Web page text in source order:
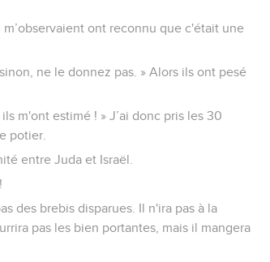
ont reconnu que c'était une
ne le donnez pas. » Alors ils ont pesé
m'ont estimé ! » J’ai donc pris les 30
potier.
entre Juda et Israël.
des brebis disparues. Il n'ira pas à la
pas les bien portantes, mais il mangera